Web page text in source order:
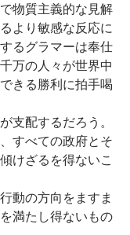
物質主義的な見解
より敏感な反応に
るグラマーは奉仕
万の人々が世界中
きる勝利に拍手喝
支配するだろう。
すべての政府とそ
けざるを得ないこ
動の方向をますま
満たし得ないもの